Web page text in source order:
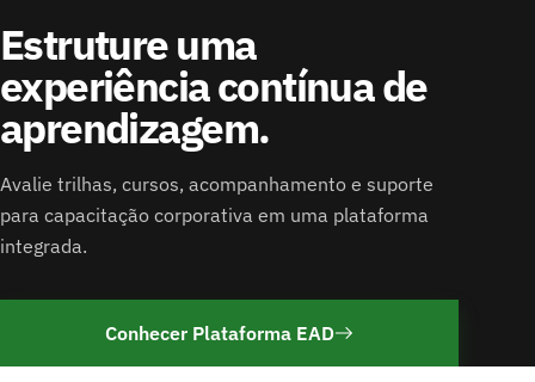
Estruture uma
experiência contínua de
aprendizagem.
Avalie trilhas, cursos, acompanhamento e suporte
para capacitação corporativa em uma plataforma
integrada.
Conhecer Plataforma EAD